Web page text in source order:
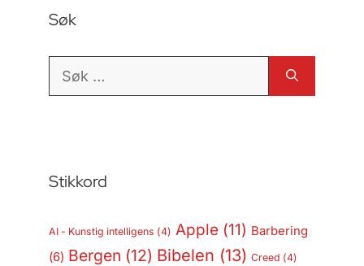
Søk
Søk
Stikkord
AI - Kunstig intelligens (4) Apple (11) Barbering
(6) Bergen (12) Bibelen (13) Creed (4)